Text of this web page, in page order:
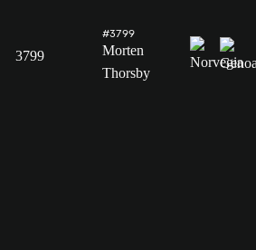
3799
#3799
Morten
Thorsby